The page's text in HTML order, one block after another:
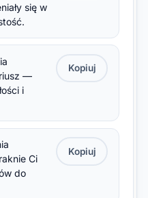
się w
—
i
Kopiuj
Ci
do
Kopiuj